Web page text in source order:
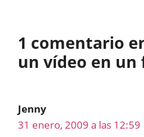
1 comentario
un vídeo en un
Jenny
31 enero, 2009 a las 12:59